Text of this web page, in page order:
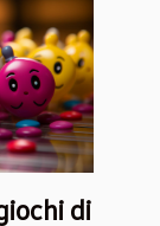
di